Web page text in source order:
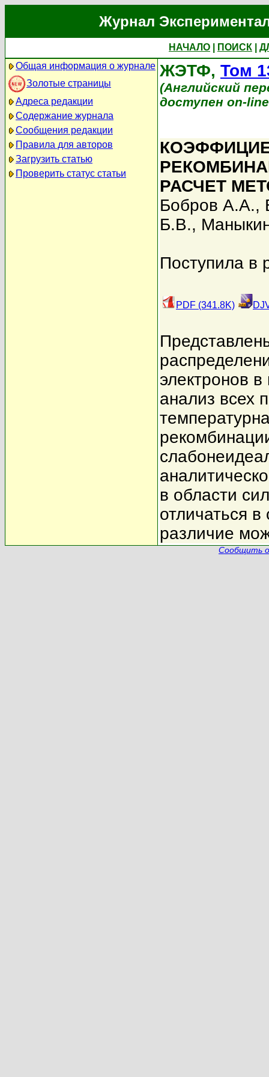
Журнал
НАЧАЛО ПОИСК
Общая информация о журнале
Золотые страницы
Адреса редакции
Содержание журнала
Сообщения редакции
Правила для авторов
Загрузить статью
Проверить статус статьи
ЖЭТФ, Том
(Английский
доступен on-
РАСЧЕТ
Бобров А.А.,
Б.В.,
Поступила в
PDF (341.8K)
электронов
анализ всех
в области
отличаться
различие
Сообщить о